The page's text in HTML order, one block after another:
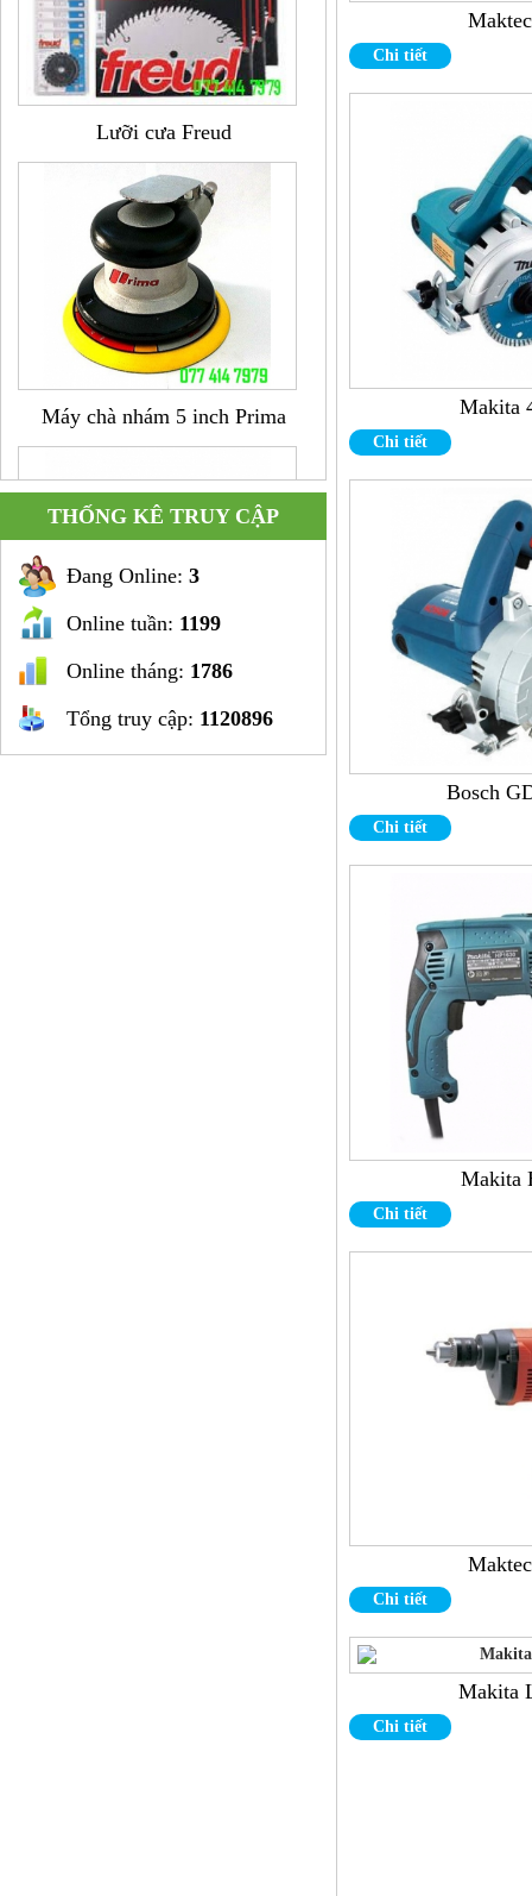
Lưỡi cưa Freud
Máy chà nhám 5 inch Prima
Súng khoan cong hình L 3/8"
THỐNG KÊ TRUY CẬP
Đang Online: 3
Online tuần: 1199
Online tháng: 1786
Tổng truy cập: 1120896
Chi tiết
Makita
Chi tiết
Bosch
Chi tiết
Makita
Chi tiết
Chi tiết
Makita
Chi tiết